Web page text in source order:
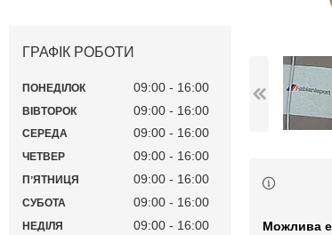
ГРАФІК РОБОТИ
ПОНЕДІЛОК 09:00 16:00
ВІВТОРОК 09:00 16:00
СЕРЕДА 09:00 16:00
ЧЕТВЕР 09:00 16:00
ПʼЯТНИЦЯ 09:00 16:00
СУБОТА 09:00 16:00
НЕДІЛЯ 09:00 16:00